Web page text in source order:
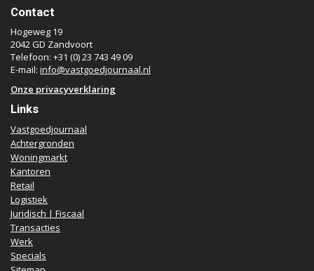
Contact
Hogeweg 19
2042 GD Zandvoort
Telefoon: +31 (0) 23 743 49 09
E-mail: info@vastgoedjournaal.nl
Onze privacyverklaring
Links
Vastgoedjournaal
Achtergronden
Woningmarkt
Kantoren
Retail
Logistiek
Juridisch | Fiscaal
Transacties
Werk
Specials